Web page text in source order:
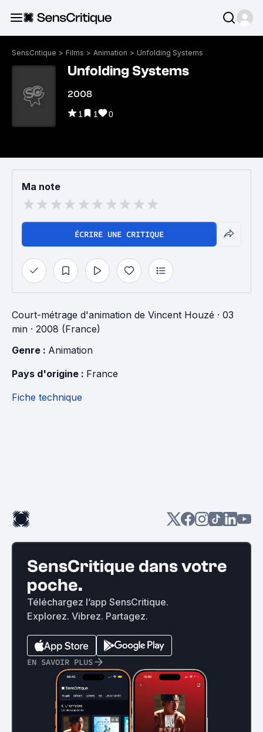
SensCritique > Films > Animation > Unfolding Systems
Unfolding Systems
2008
1 1 0
Ma note
ÉCRIRE UNE CRITIQUE
Court-métrage d'animation de Vincent Houzé · 03
min · 2008 (France)
Genre : Animation
Pays d'origine : France
Fiche technique
SensCritique dans votre
poche.
Téléchargez l’app SensCritique.
Explorez. Vibrez. Partagez.
EN SAVOIR PLUS